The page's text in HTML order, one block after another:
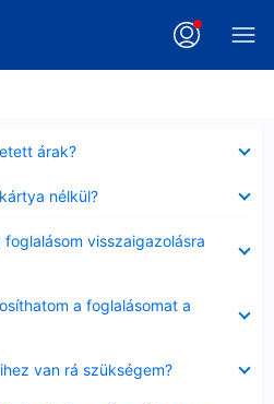
árak?
nélkül?
visszaigazolásra
a foglalásomat a
van rá szükségem?